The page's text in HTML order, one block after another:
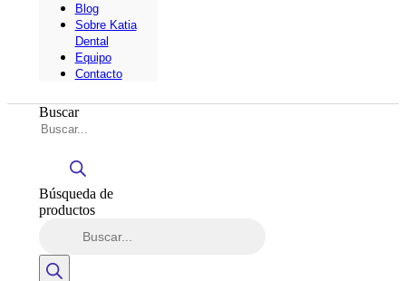
Blog
Sobre Katia
Dental
Equipo
Contacto
Buscar
Búsqueda de
productos